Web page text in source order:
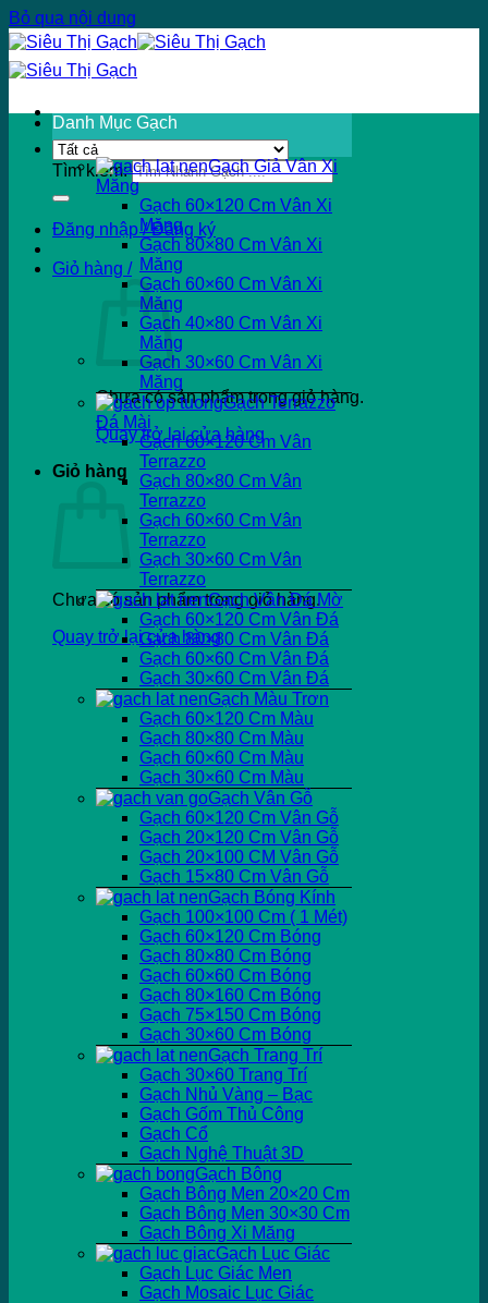
Bỏ qua nội dung
Tìm kiếm:
Đăng nhập / Đăng ký
Giỏ hàng /
Chưa có sản phẩm trong giỏ hàng.
Quay trở lại cửa hàng
Giỏ hàng
Chưa có sản phẩm trong giỏ hàng.
Quay trở lại cửa hàng
Danh Mục Gạch
Gạch Giả Vân Xi
Măng
Gạch 60×120 Cm Vân Xi
Măng
Gạch 80×80 Cm Vân Xi
Măng
Gạch 60×60 Cm Vân Xi
Măng
Gạch 40×80 Cm Vân Xi
Măng
Gạch 30×60 Cm Vân Xi
Măng
Gạch Terrazzo
Đá Mài
Gạch 60×120 Cm Vân
Terrazzo
Gạch 80×80 Cm Vân
Terrazzo
Gạch 60×60 Cm Vân
Terrazzo
Gạch 30×60 Cm Vân
Terrazzo
Gạch Vân Đá Mờ
Gạch 60×120 Cm Vân Đá
Gạch 80×80 Cm Vân Đá
Gạch 60×60 Cm Vân Đá
Gạch 30×60 Cm Vân Đá
Gạch Màu Trơn
Gạch 60×120 Cm Màu
Gạch 80×80 Cm Màu
Gạch 60×60 Cm Màu
Gạch 30×60 Cm Màu
Gạch Vân Gỗ
Gạch 60×120 Cm Vân Gỗ
Gạch 20×120 Cm Vân Gỗ
Gạch 20×100 CM Vân Gỗ
Gạch 15×80 Cm Vân Gỗ
Gạch Bóng Kính
Gạch 100×100 Cm ( 1 Mét)
Gạch 60×120 Cm Bóng
Gạch 80×80 Cm Bóng
Gạch 60×60 Cm Bóng
Gạch 80×160 Cm Bóng
Gạch 75×150 Cm Bóng
Gạch 30×60 Cm Bóng
Gạch Trang Trí
Gạch 30×60 Trang Trí
Gạch Nhủ Vàng – Bạc
Gạch Gốm Thủ Công
Gạch Cổ
Gạch Nghệ Thuật 3D
Gạch Bông
Gạch Bông Men 20×20 Cm
Gạch Bông Men 30×30 Cm
Gạch Bông Xi Măng
Gạch Lục Giác
Gạch Lục Giác Men
Gạch Mosaic Lục Giác